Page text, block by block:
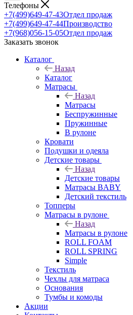
Телефоны
+7(499)649-47-43Отдел продаж
+7(499)649-47-44Производство
+7(968)056-15-05Отдел продаж
Заказать звонок
Каталог
Назад
Каталог
Матрасы
Назад
Матрасы
Беспружинные
Пружинные
В рулоне
Кровати
Подушки и одеяла
Детские товары
Назад
Детские товары
Матрасы BABY
Детский текстиль
Топперы
Матрасы в рулоне
Назад
Матрасы в рулоне
ROLL FOAM
ROLL SPRING
Simple
Текстиль
Чехлы для матраса
Основания
Тумбы и комоды
Акции